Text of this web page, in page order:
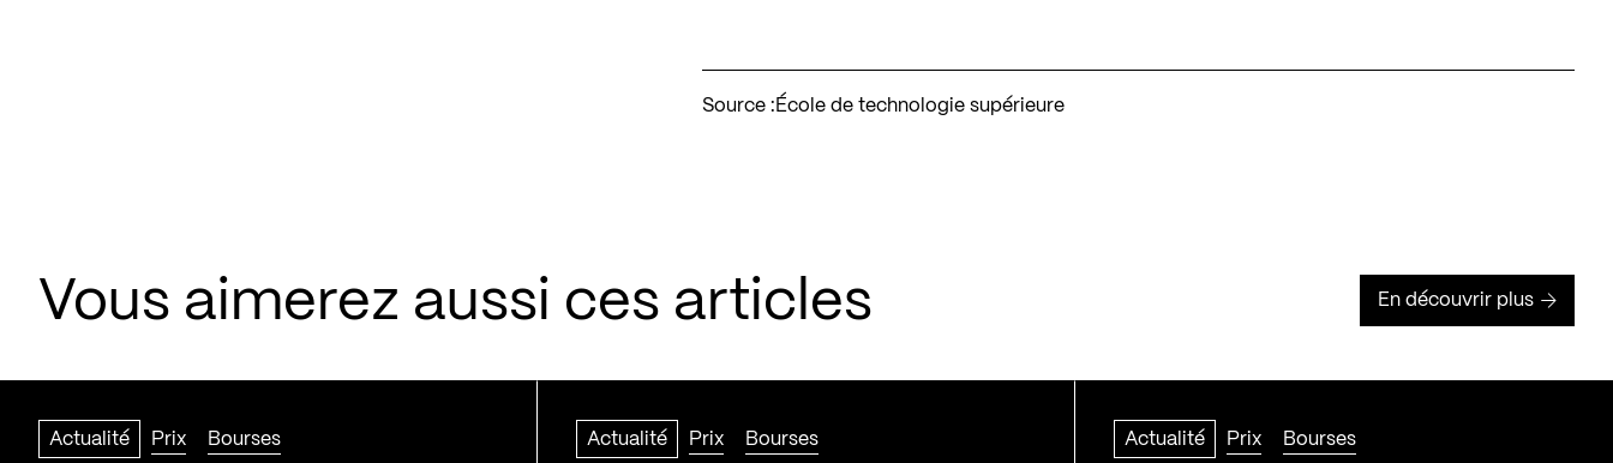
Source : École de technologie supérieure
Vous aimerez aussi ces articles En découvrir plus
Actualité Prix Bourses Actualité Prix Bourses Actualité Prix Bourses